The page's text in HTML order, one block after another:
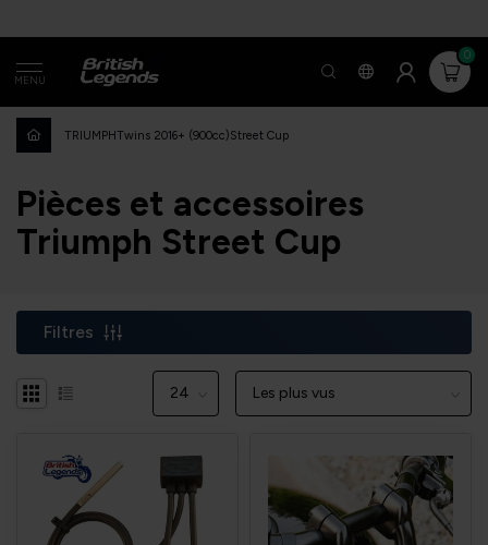
MENU
0
TRIUMPHTwins 2016+ (900cc)Street Cup
Pièces et accessoires
Triumph Street Cup
Filtres